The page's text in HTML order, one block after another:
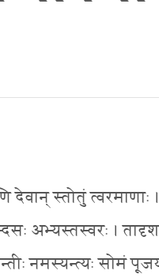
देवान् स्तोतुं त्वरमाणाः
अभ्यस्तस्वरः ।
नमस्यन्त्यः सोमं